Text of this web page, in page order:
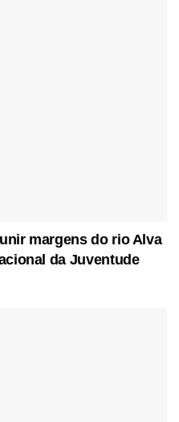
margens do rio Alva
da Juventude